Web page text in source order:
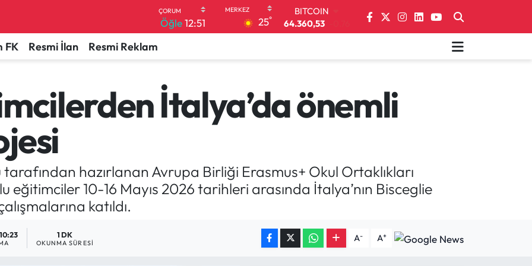
Öğle12:51 25°
DOLAR
47,7069
EURO
6574.81 1.44
BİST100
FK Resmi İlan Resmi Reklam
İtalya’da önemli
hazırlanan Avrupa Birliği Erasmus+ Okul Ortaklıkları
eğitimciler 10-16 Mayıs 2026 tarihleri arasında İtalya’nın Bisceglie
katıldı.
1 DK
OKUNMA SÜRESI A- A+